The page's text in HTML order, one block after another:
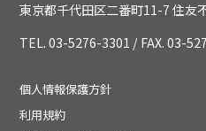
東京都千代田区二番町11-7 住友
TEL. 03-5276-3301 / FAX. 03-
個人情報保護方針
利用規約